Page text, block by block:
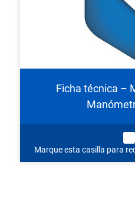
Ficha técnica –
Marque esta casilla para